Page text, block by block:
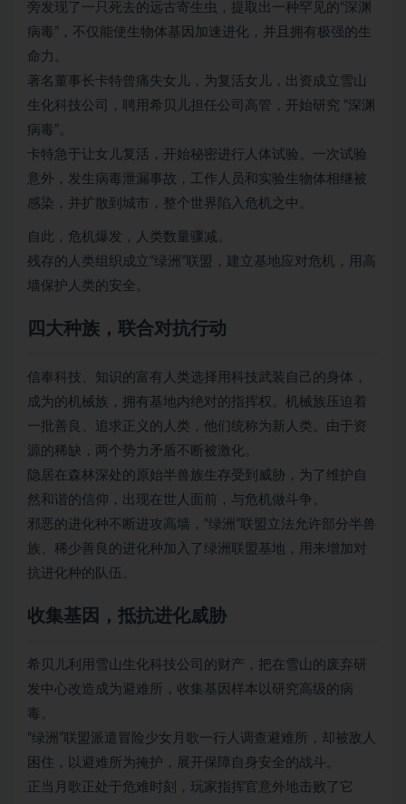
旁发现了一只死去的远古寄生虫，提取出一种罕见的“深渊
病毒”，不仅能使生物体基因加速进化，并且拥有极强的生
命力。
著名董事长卡特曾痛失女儿，为复活女儿，出资成立雪山
生化科技公司，聘用希贝儿担任公司高管，开始研究 “深渊
病毒”。
卡特急于让女儿复活，开始秘密进行人体试验。一次试验
意外，发生病毒泄漏事故，工作人员和实验生物体相继被
感染，并扩散到城市，整个世界陷入危机之中。
自此，危机爆发，人类数量骤减。
残存的人类组织成立“绿洲”联盟，建立基地应对危机，用高
墙保护人类的安全。
四大种族，联合对抗行动
信奉科技、知识的富有人类选择用科技武装自己的身体，
成为的机械族，拥有基地内绝对的指挥权。机械族压迫着
一批善良、追求正义的人类，他们统称为新人类。由于资
源的稀缺，两个势力矛盾不断被激化。
隐居在森林深处的原始半兽族生存受到威胁，为了维护自
然和谐的信仰，出现在世人面前，与危机做斗争。
邪恶的进化种不断进攻高墙，“绿洲”联盟立法允许部分半兽
族、稀少善良的进化种加入了绿洲联盟基地，用来增加对
抗进化种的队伍。
收集基因，抵抗进化威胁
希贝儿利用雪山生化科技公司的财产，把在雪山的废弃研
发中心改造成为避难所，收集基因样本以研究高级的病
毒。
“绿洲”联盟派遣冒险少女月歌一行人调查避难所，却被敌人
困住，以避难所为掩护，展开保障自身安全的战斗。
正当月歌正处于危难时刻，玩家指挥官意外地击败了它